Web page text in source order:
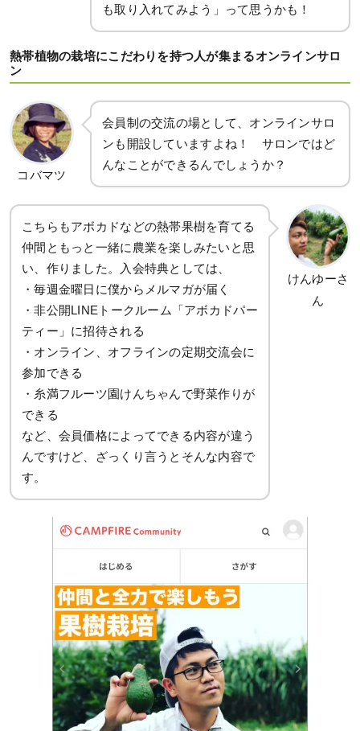
も取り入れてみよう」って思うかも！
熱帯植物の栽培にこだわりを持つ人が集まるオンラインサロ
ン
コバマツ
会員制の交流の場として、オンラインサロ
ンも開設していますよね！ サロンではど
んなことができるんでしょうか？
こちらもアボカドなどの熱帯果樹を育てる
仲間ともっと一緒に農業を楽しみたいと思
い、作りました。入会特典としては、
・毎週金曜日に僕からメルマガが届く
・非公開LINEトークルーム「アボカドパー
ティー」に招待される
・オンライン、オフラインの定期交流会に
参加できる
・糸満フルーツ園けんちゃんで野菜作りが
できる
など、会員価格によってできる内容が違う
んですけど、ざっくり言うとそんな内容で
す。
けんゆーさ
ん